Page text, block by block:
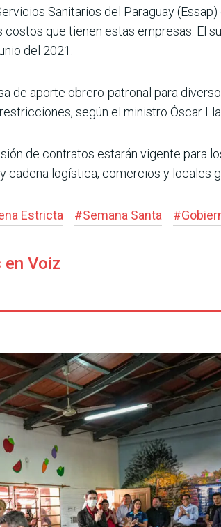
Sanitarios del Paraguay
costos que tienen estas empresas. El
del 2021.
de aporte obrero-patronal para
según el ministro Óscar
de contratos estarán vigente para
cadena logística, comercios y locales
Estricta #Semana Santa #
Voiz